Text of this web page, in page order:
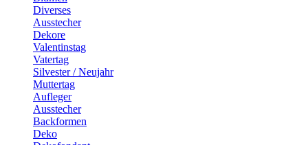
Diverses
Ausstecher
Dekore
Valentinstag
Vatertag
Silvester / Neujahr
Muttertag
Aufleger
Ausstecher
Backformen
Deko